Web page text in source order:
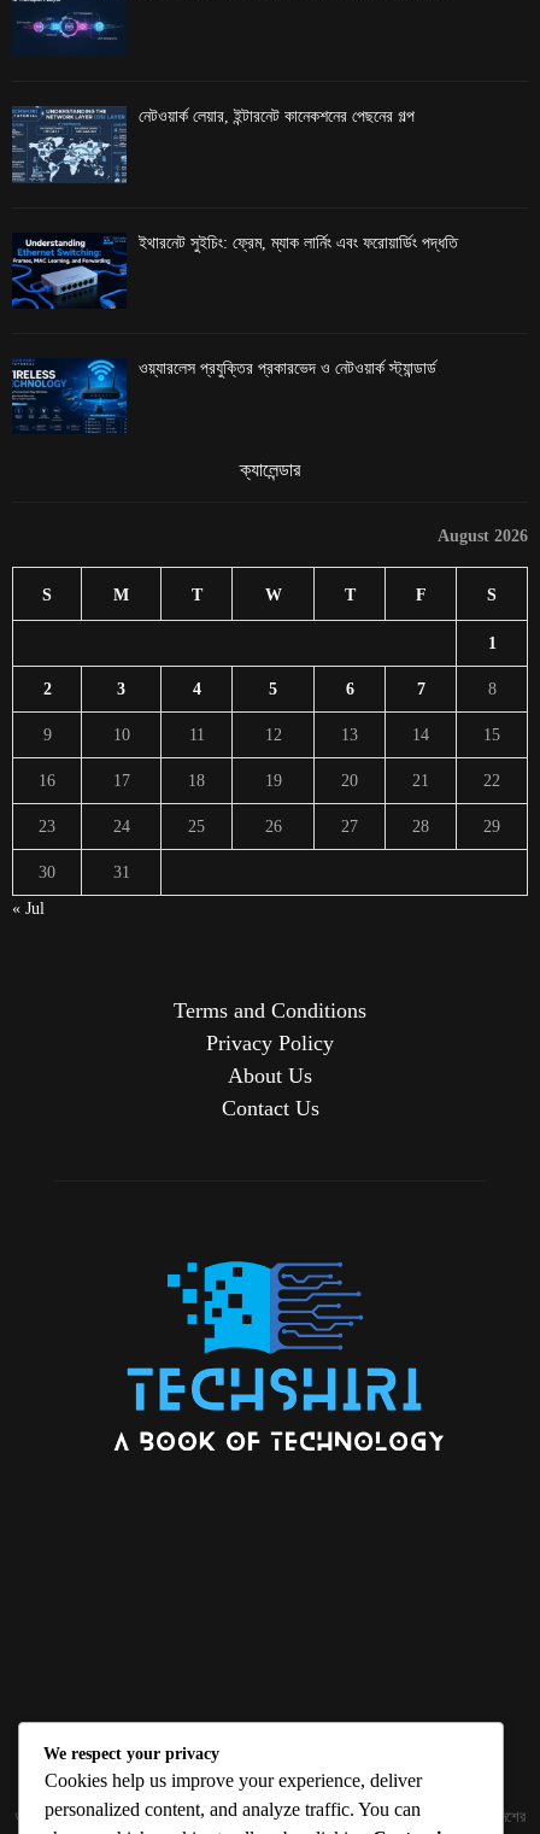
নেটওয়ার্ক লেয়ার, ইন্টারনেট কানেকশনের পেছনের গল্প
ইথারনেট সুইচিং: ফ্রেম, ম্যাক লার্নিং এবং ফরোয়ার্ডিং পদ্ধতি
ওয়্যারলেস প্রযুক্তির প্রকারভেদ ও নেটওয়ার্ক স্ট্যান্ডার্ড
ক্যালেন্ডার
August 2026
S M T W T F S
1
2 3 4 5 6 7 8
9 10 11 12 13 14 15
16 17 18 19 20 21 22
23 24 25 26 27 28 29
30
31
« Jul
Terms and Conditions
Privacy Policy
About Us
Contact Us
ABOUT US
জ্ঞান বিজ্ঞানের উৎকর্ষ আমাদের প্রভাবিত করে। আলোকিত করে। সেই আলো কে ধারণ কর দেশ ও বিদেশের
We respect your privacy
Cookies help us improve your experience, deliver
personalized content, and analyze traffic. You can